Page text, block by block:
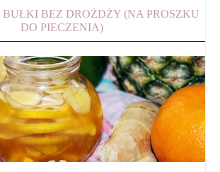
BUŁKI BEZ DROŻDŻY (NA PROSZKU
DO PIECZENIA)